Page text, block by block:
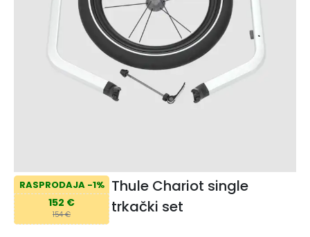
RASPRODAJA -1%
152 €
154 €
Thule Chariot single
trkački set